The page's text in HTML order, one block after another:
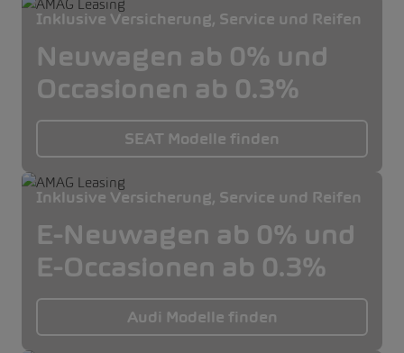
Inklusive Versicherung, Service und Reifen
Neuwagen ab 0% und
Occasionen ab 0.3%
SEAT Modelle finden
Inklusive Versicherung, Service und Reifen
E-Neuwagen ab 0% und
E-Occasionen ab 0.3%
Audi Modelle finden